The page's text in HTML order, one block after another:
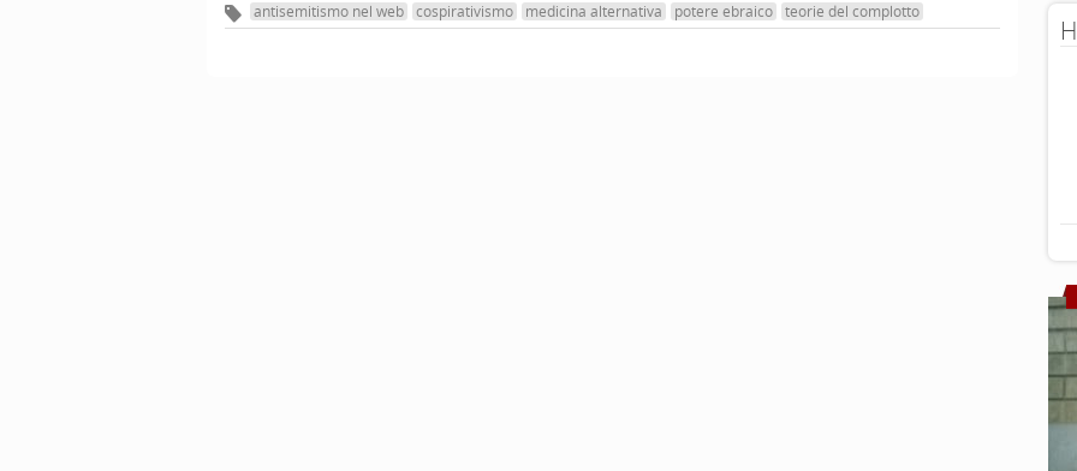
antisemitismo nel web cospirativismo medicina alternativa potere ebraico teorie del complotto